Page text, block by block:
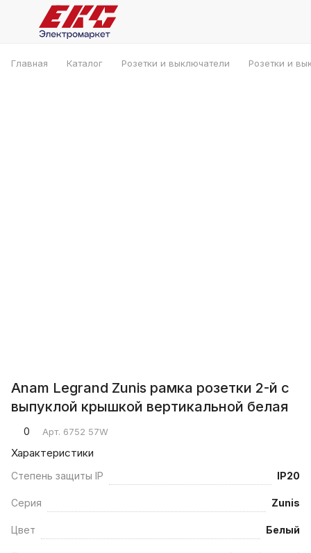
Главная Каталог Розетки и выключатели Розетки и
Anam Legrand Zunis рамка розетки 2-й с
выпуклой крышкой вертикальной белая
0 Арт. 6752 57W
Характеристики
Степень защиты IP IP20
Серия Zunis
Цвет Белый